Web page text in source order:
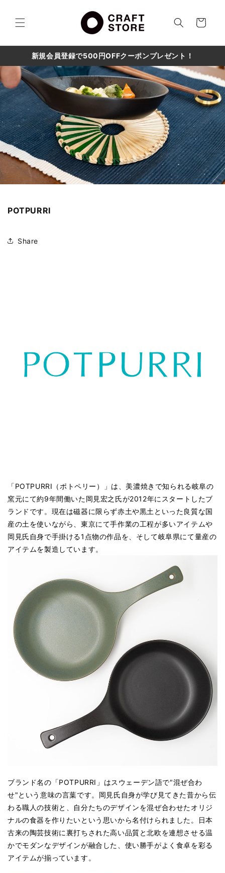
進む
ー
新規会員登録で500円OFFクーポンプレゼント！
POTPURRI
Share
「POTPURRI（ポトペリー）」は、美濃焼きで知られる岐阜の
窯元にて約9年間働いた岡見宏之氏が2012年にスタートしたブ
ランドです。現在は磁器に限らず赤土や黒土といった良質な国
産の土を使いながら、東京にて手作業の工程が多いアイテムや
岡見氏自身で手掛ける1点物の作品を、そして岐阜県にて量産の
アイテムを製造しています。
ブランド名の「POTPURRI」はスウェーデン語で"混ぜ合わ
せ"という意味の言葉です。岡見氏自身が学び見てきた昔から伝
わる職人の技術と、自分たちのデザインを混ぜ合わせたオリジ
ナルの食器を作りたいという思いから名付けられました。日本
古来の陶芸技術に裏打ちされた高い品質と北欧を連想させる温
かでモダンなデザインが融合した、使い勝手がよく食卓を彩る
アイテムが揃っています。